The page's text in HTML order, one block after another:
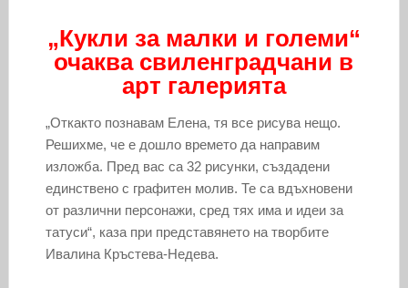
„Кукли за малки и големи“
очаква свиленградчани в
арт галерията
„Откакто познавам Елена, тя все рисува нещо.
Решихме, че е дошло времето да направим
изложба. Пред вас са 32 рисунки, създадени
единствено с графитен молив. Те са вдъхновени
от различни персонажи, сред тях има и идеи за
татуси“, каза при представянето на творбите
Ивалина Кръстева-Недева.